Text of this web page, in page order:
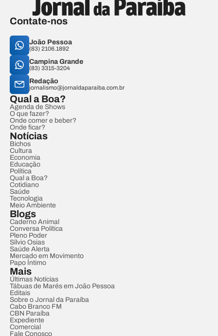
Contate-nos
João Pessoa
(83) 2106.1892
Campina Grande
(83) 3315-3204
Redação
jornalismo@jornaldaparaiba.com.br
Qual a Boa?
Agenda de Shows
O que fazer?
Onde comer e beber?
Onde ficar?
Notícias
Bichos
Cultura
Economia
Educação
Política
Qual a Boa?
Cotidiano
Saúde
Tecnologia
Meio Ambiente
Blogs
Caderno Animal
Conversa Política
Pleno Poder
Sílvio Osias
Saúde Alerta
Mercado em Movimento
Papo Íntimo
Mais
Últimas Notícias
Tábuas de Marés em João Pessoa
Editais
Sobre o Jornal da Paraíba
Cabo Branco FM
CBN Paraíba
Expediente
Comercial
Fale Conosco